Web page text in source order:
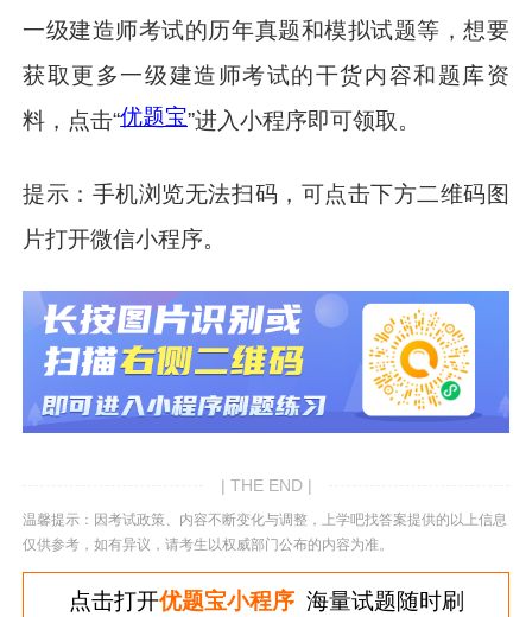
一级建造师考试的历年真题和模拟试题等，想要
获取更多一级建造师考试的干货内容和题库资
料，点击“优题宝”进入小程序即可领取。
提示：手机浏览无法扫码，可点击下方二维码图
片打开微信小程序。
| THE END |
温馨提示：因考试政策、内容不断变化与调整，上学吧找答案提供的以上信息
仅供参考，如有异议，请考生以权威部门公布的内容为准。
点击打开优题宝小程序海量试题随时刷